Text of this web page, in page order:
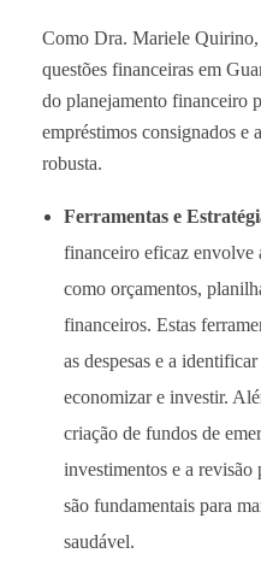
Como Dra. Mariele
questões financeiras em
do planejamento financeiro
empréstimos consignados e
robusta.
Ferramentas e
financeiro eficaz envolve
como orçamentos,
financeiros. Estas
as despesas e a
economizar e investir.
criação de fundos de
investimentos e a revisão
são fundamentais para
saudável.